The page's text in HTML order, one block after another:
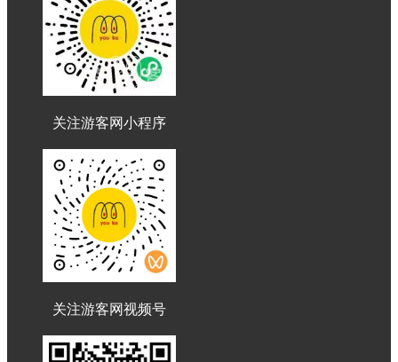
关注游客网小程序
关注游客网视频号